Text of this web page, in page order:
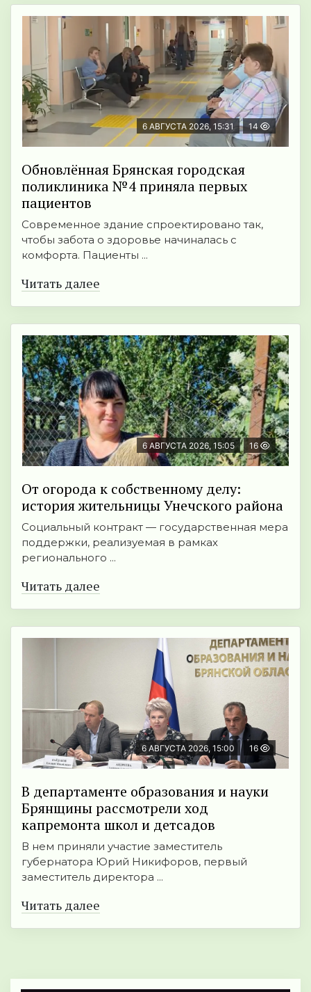
6 АВГУСТА 2026, 15:31 14
Обновлённая Брянская городская
поликлиника №4 приняла первых
пациентов
Современное здание спроектировано так,
чтобы забота о здоровье начиналась с
комфорта. Пациенты ...
Читать далее
6 АВГУСТА 2026, 15:05 16
От огорода к собственному делу:
история жительницы Унечского района
Социальный контракт — государственная мера
поддержки, реализуемая в рамках
регионального ...
Читать далее
6 АВГУСТА 2026, 15:00 16
В департаменте образования и науки
Брянщины рассмотрели ход
капремонта школ и детсадов
В нем приняли участие заместитель
губернатора Юрий Никифоров, первый
заместитель директора ...
Читать далее